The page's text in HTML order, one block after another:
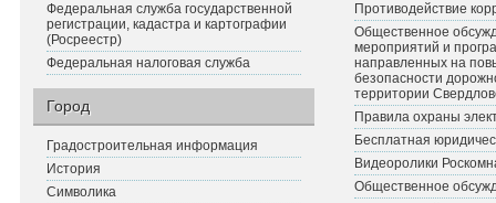
Федеральная служба государственной
регистрации, кадастра и картографии
(Росреестр)
Федеральная налоговая служба
Город
Градостроительная информация
История
Символика
Противодействие
Общественное
мероприятий и
направленных на
безопасности
территории
Правила охраны
Бесплатная
Видеоролики
Общественное